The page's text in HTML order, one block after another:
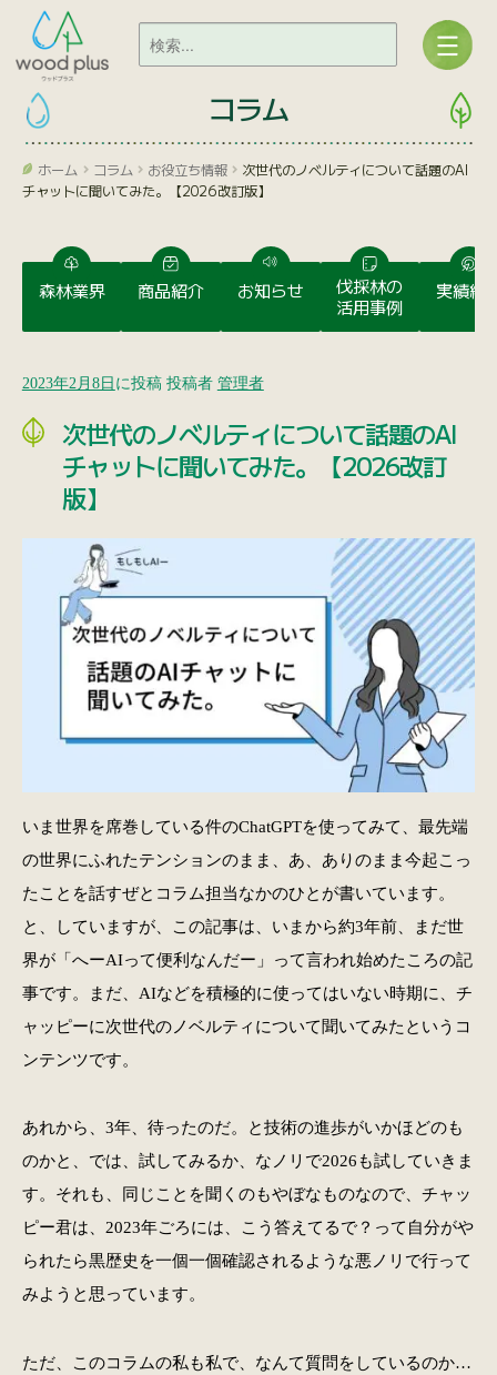
コラム
ホーム コラム お役立ち情報
次世代のノベルティについて話題のAI
チャットに聞いてみた。【2026改訂版】
森林業界 商品紹介 お知らせ
伐採林の
活用事例
実績紹
2023年2月8日 に投稿 投稿者 管理者
次世代のノベルティについて話題のAI
チャットに聞いてみた。【2026改訂
版】
いま世界を席巻している件のChatGPTを使ってみて、最先端
の世界にふれたテンションのまま、あ、ありのまま今起こっ
たことを話すぜとコラム担当なかのひとが書いています。
と、していますが、この記事は、いまから約3年前、まだ世
界が「へーAIって便利なんだー」って言われ始めたころの記
事です。まだ、AIなどを積極的に使ってはいない時期に、チ
ャッピーに次世代のノベルティについて聞いてみたというコ
ンテンツです。
あれから、3年、待ったのだ。と技術の進歩がいかほどのも
のかと、では、試してみるか、なノリで2026も試していきま
す。それも、同じことを聞くのもやぼなものなので、チャッ
ピー君は、2023年ごろには、こう答えてるで？って自分がや
られたら黒歴史を一個一個確認されるような悪ノリで行って
みようと思っています。
ただ、このコラムの私も私で、なんて質問をしているのか…